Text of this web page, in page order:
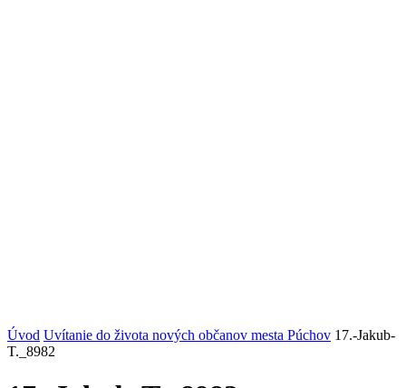
Úvod Uvítanie do života nových občanov mesta Púchov 17.-Jakub-
T._8982